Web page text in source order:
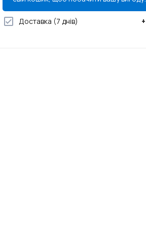
Доставка (7 днів) +